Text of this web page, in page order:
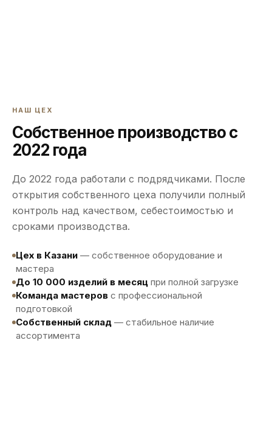
НАШ ЦЕХ
Собственное производство с
2022 года
До 2022 года работали с подрядчиками. После
открытия собственного цеха получили полный
контроль над качеством, себестоимостью и
сроками производства.
Цех в Казани — собственное оборудование и
мастера
До 10 000 изделий в месяц при полной загрузке
Команда мастеров с профессиональной
подготовкой
Собственный склад — стабильное наличие
ассортимента